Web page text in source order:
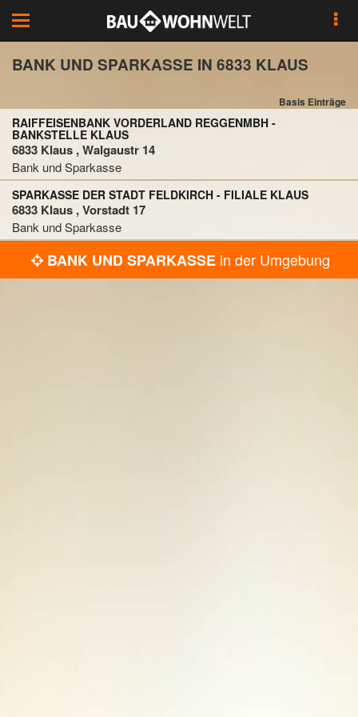
Toggle
navigation
BANK UND SPARKASSE IN 6833 KLAUS
Basis Einträge
RAIFFEISENBANK VORDERLAND REGGENMBH -
BANKSTELLE KLAUS
6833 Klaus , Walgaustr 14
Bank und Sparkasse
SPARKASSE DER STADT FELDKIRCH - FILIALE KLAUS
6833 Klaus , Vorstadt 17
Bank und Sparkasse
BANK UND SPARKASSE in der Umgebung